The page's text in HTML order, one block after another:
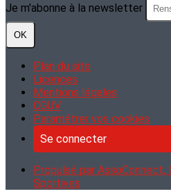
Je m'abonne à la newsletter
OK
Plan du site
Licences
Mentions légales
CGUV
Paramétrer vos cookies
Se connecter
Propulsé par
Sportives